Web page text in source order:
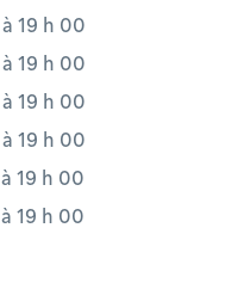
à 19 h 00
à 19 h 00
à 19 h 00
à 19 h 00
à 19 h 00
à 19 h 00